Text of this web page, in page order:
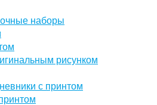
наборы
рисунком
с принтом